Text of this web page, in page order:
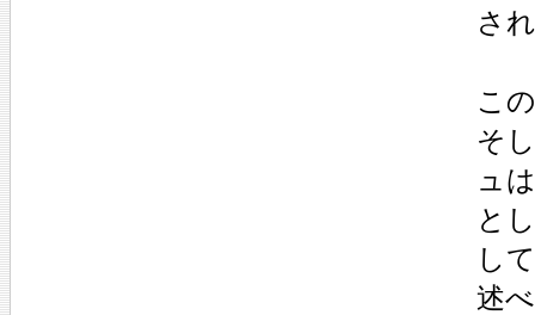
さ
こ
そ
ュ
と
し
述